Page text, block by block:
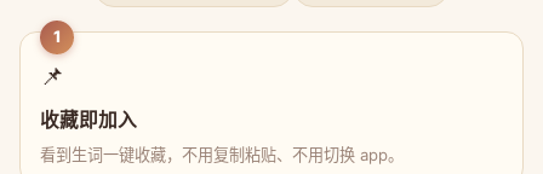
1
📌
收藏即加入
看到生词一键收藏，不用复制粘贴、不用切换 app。